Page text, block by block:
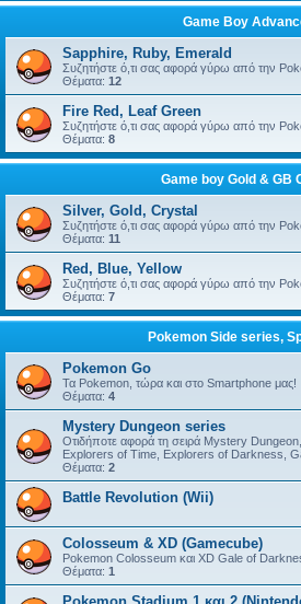
Game Boy
Sapphire, Ruby, Emerald
Συζητήστε ό,τι σας αφορά γύρω από την
Θέματα: 12
Fire Red, Leaf Green
Συζητήστε ό,τι σας αφορά γύρω από την
Θέματα: 8
Game boy Gold & GB
Silver, Gold, Crystal
Συζητήστε ό,τι σας αφορά γύρω από την
Θέματα: 11
Red, Blue, Yellow
Συζητήστε ό,τι σας αφορά γύρω από την
Θέματα: 7
Pokemon Side series,
Pokemon Go
Τα Pokemon, τώρα και στο Smartphone μας!
Θέματα: 4
Mystery Dungeon series
Οτιδήποτε αφορά τη σειρά Mystery
Explorers of Time, Explorers of Darkness,
Θέματα: 2
Battle Revolution (Wii)
Colosseum & XD (Gamecube)
Pokemon Colosseum και XD Gale of
Θέματα: 1